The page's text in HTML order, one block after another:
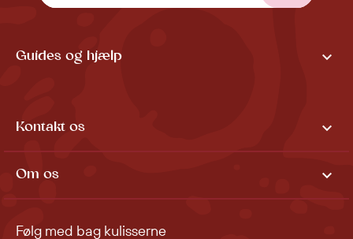
Guides og hjælp 
Kontakt os 
Om os 
Følg med bag kulisserne